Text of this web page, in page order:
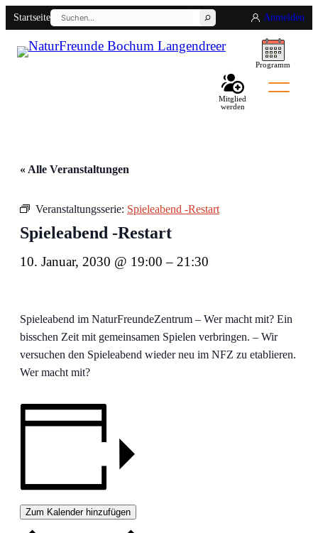
Startseite
Suchen
Anmelden
Programm
Mitglied
werden
« Alle Veranstaltungen
Veranstaltungsserie: Spieleabend -Restart
Spieleabend -Restart
10. Januar, 2030 @ 19:00 – 21:30
Spieleabend im NaturFreundeZentrum – Wer macht mit? Ein
bisschen Zeit mit gemeinsamen Spielen verbringen. – Wir
versuchen den Spieleabend wieder neu im NFZ zu etablieren.
Wer macht mit?
Zum Kalender hinzufügen